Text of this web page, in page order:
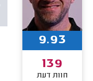
9.93
139
חוות דעת